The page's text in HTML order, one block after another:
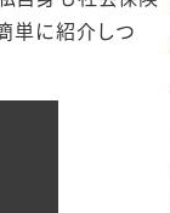
単に紹介しつ